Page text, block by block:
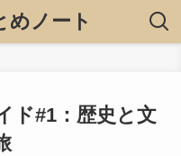
めノート
ド#1：歴史と文